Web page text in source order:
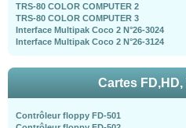
TRS-80 COLOR COMPUTER 2
TRS-80 COLOR COMPUTER 3
Interface Multipak Coco 2 N°26-3024
Interface Multipak Coco 2 N°26-3124
Cartes FD,HD,
Contrôleur floppy FD-501